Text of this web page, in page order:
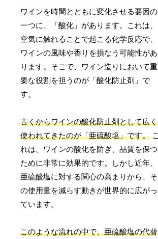
ワインを時間とともに変化させる要因の
一つに、「酸化」があります。これは、
空気に触れることで起こる化学反応で、
ワインの風味や香りを損なう可能性があ
ります。そこで、ワイン造りにおいて重
要な役割を担うのが「酸化防止剤」で
す。
古くからワインの酸化防止剤として広く
使われてきたのが「亜硫酸塩」です。 こ
れは、ワインの酸化を防ぎ、品質を保つ
ために非常に効果的です。しかし近年、
亜硫酸塩に対する関心の高まりから、そ
の使用量を減らす動きが世界的に広がっ
ています。
このような流れの中で、亜硫酸塩の代替